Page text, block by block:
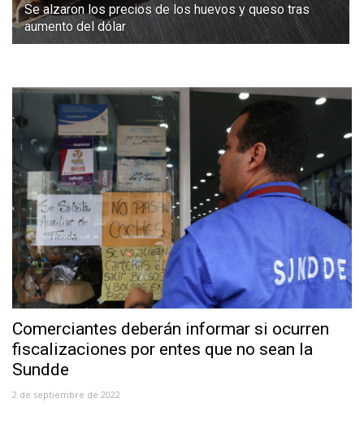
Se alzaron los precios de los huevos y queso tras
aumento del dólar
Comerciantes deberán informar si ocurren
fiscalizaciones por entes que no sean la
Sundde
2 de septiembre de 2022